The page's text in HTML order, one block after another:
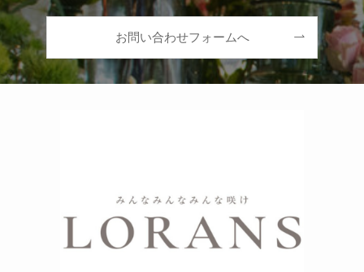
お問い合わせフォームへ